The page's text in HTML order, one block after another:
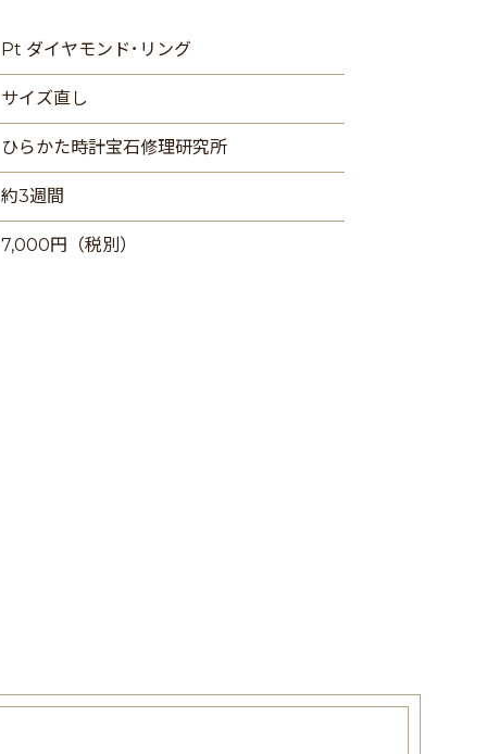
Pt ダイヤモンド･リング
サイズ直し
ひらかた時計宝石修理研究所
約3週間
7,000円（税別）